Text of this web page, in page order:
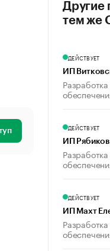
Другие
тем же
ДЕЙСТВУЕТ
ИП
ДЕЙСТВУЕТ
ИП
ДЕЙСТВУЕТ
ИП Махт